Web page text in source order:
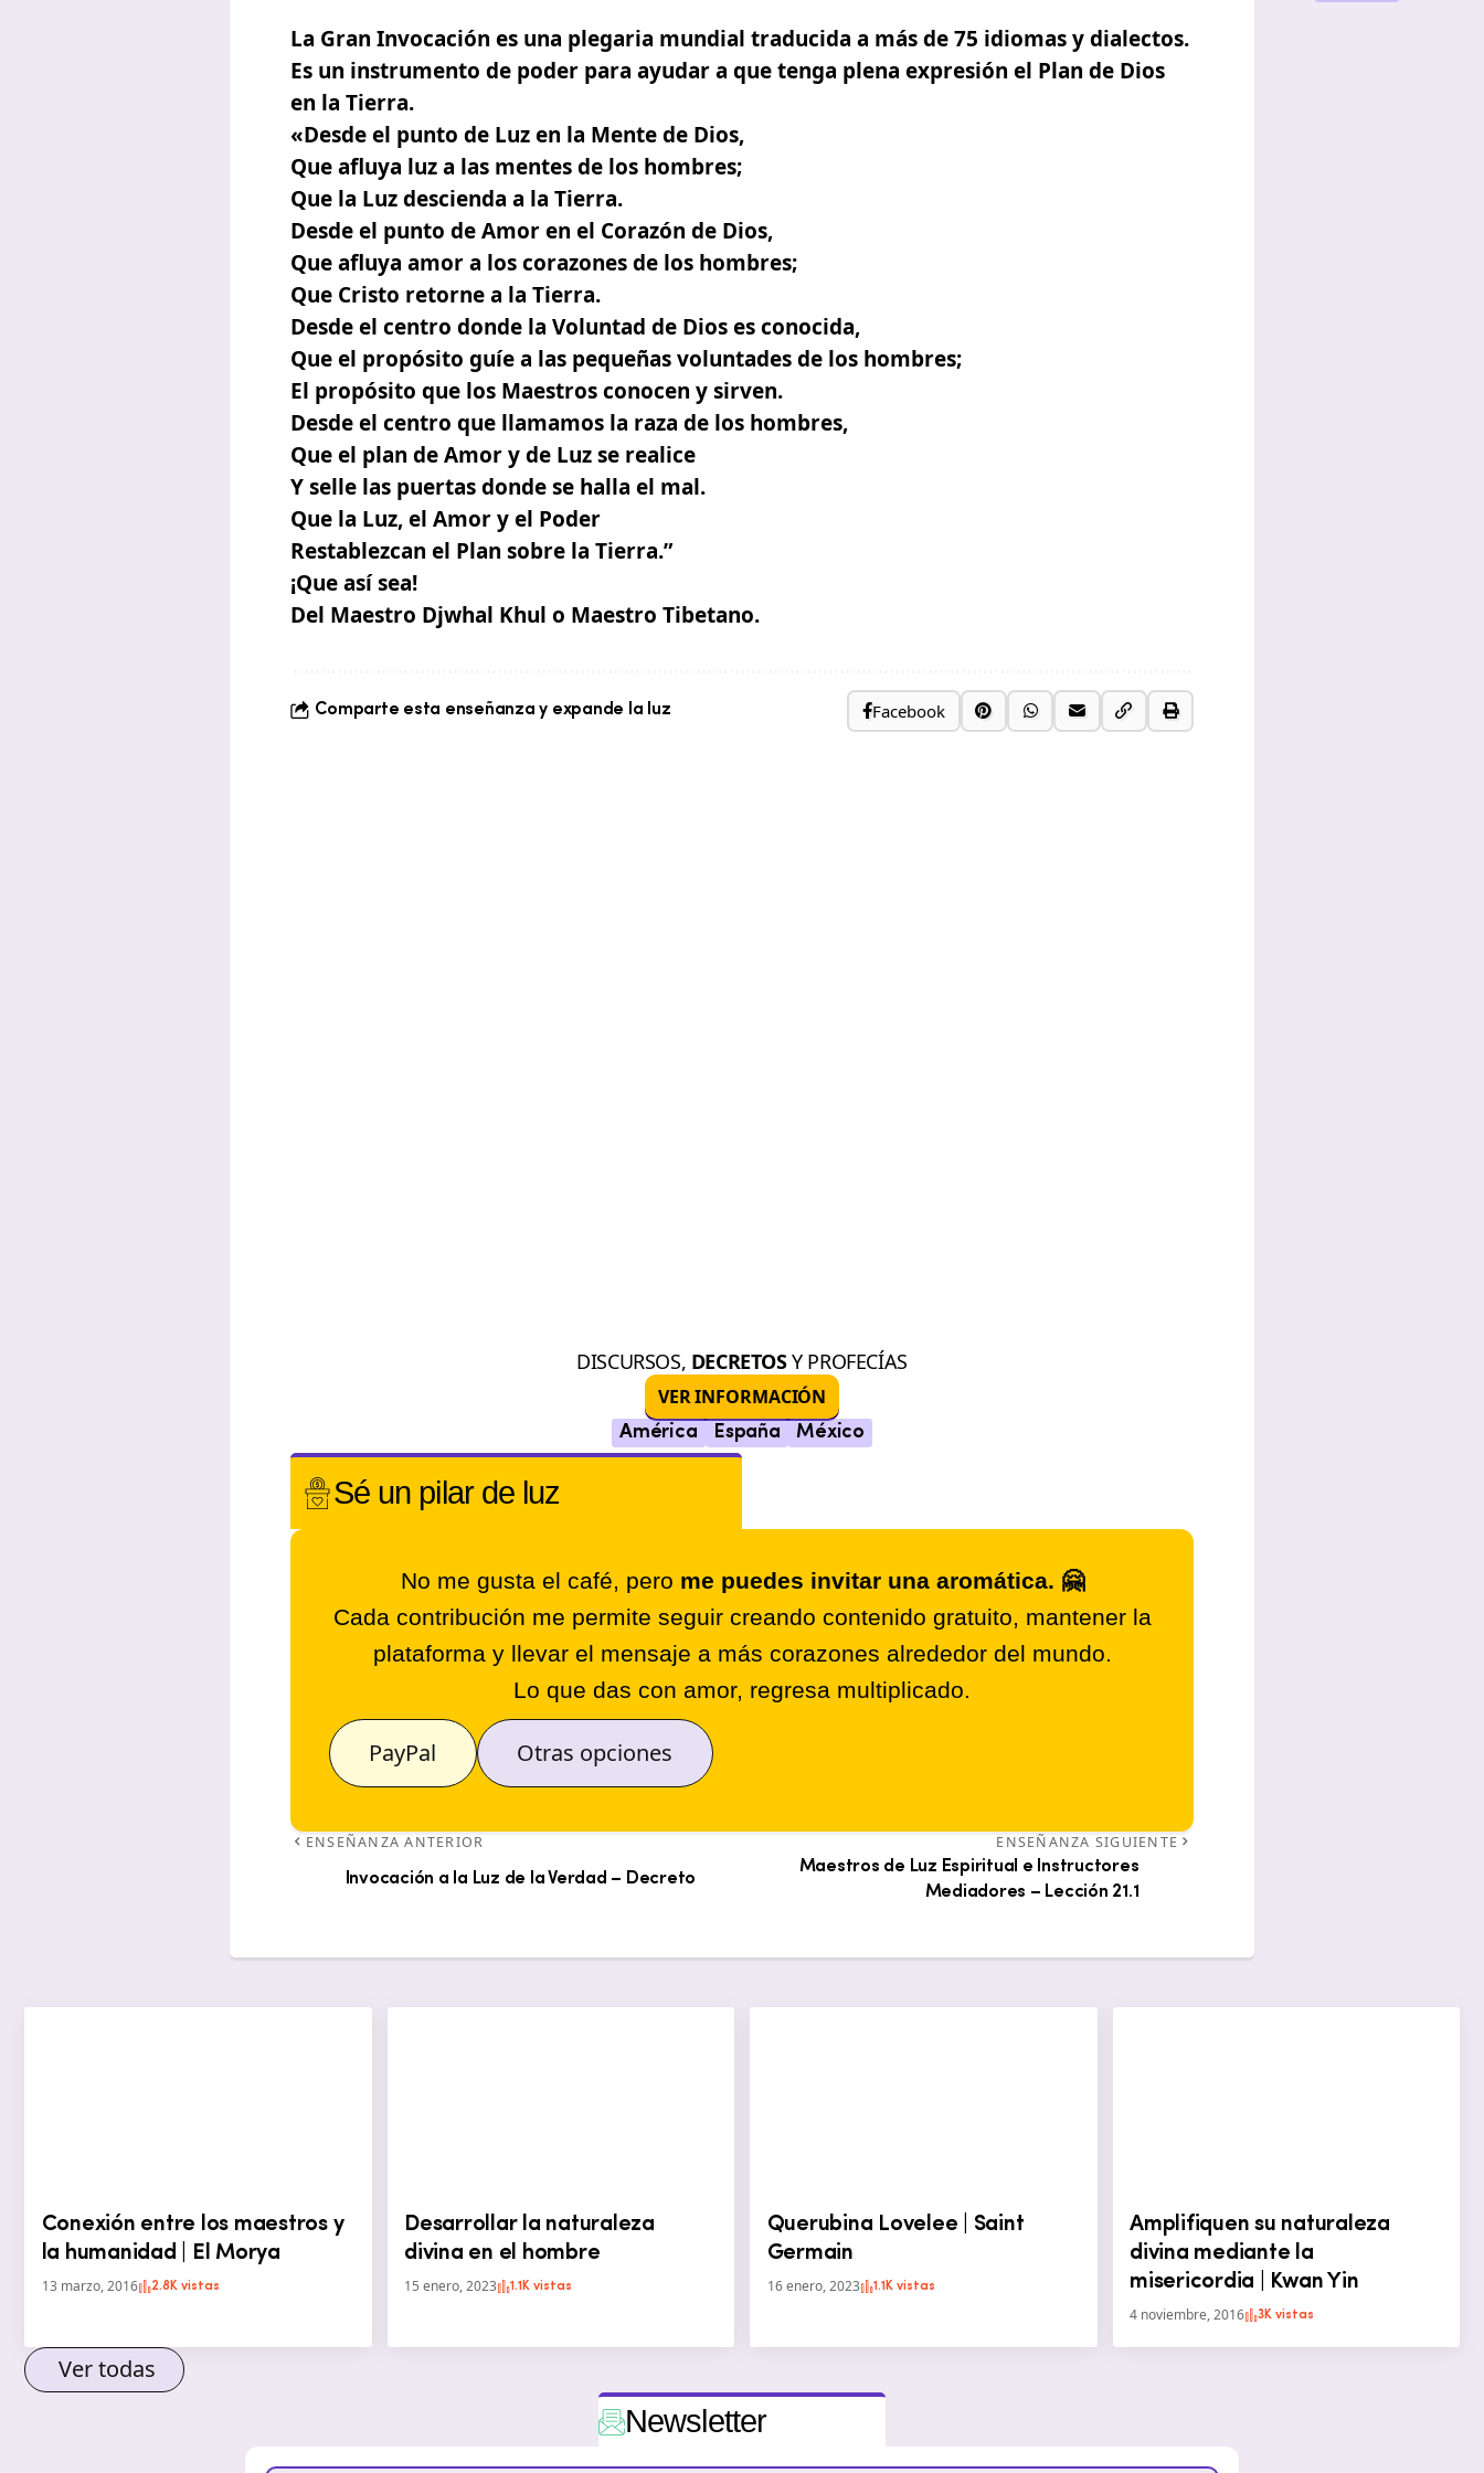
La Gran Invocación es una plegaria mundial traducida a más de 75 idiomas y dialectos.
Es un instrumento de poder para ayudar a que tenga plena expresión el Plan de Dios
en la Tierra.
«Desde el punto de Luz en la Mente de Dios,
Que afluya luz a las mentes de los hombres;
Que la Luz descienda a la Tierra.
Desde el punto de Amor en el Corazón de Dios,
Que afluya amor a los corazones de los hombres;
Que Cristo retorne a la Tierra.
Desde el centro donde la Voluntad de Dios es conocida,
Que el propósito guíe a las pequeñas voluntades de los hombres;
El propósito que los Maestros conocen y sirven.
Desde el centro que llamamos la raza de los hombres,
Que el plan de Amor y de Luz se realice
Y selle las puertas donde se halla el mal.
Que la Luz, el Amor y el Poder
Restablezcan el Plan sobre la Tierra.”
¡Que así sea!
Del Maestro Djwhal Khul o Maestro Tibetano.
Comparte esta enseñanza y expande la luz Facebook
DISCURSOS, DECRETOSY PROFECÍAS
VER INFORMACIÓN
América España México
Sé un pilar de luz
No me gusta el café, pero me puedes invitar una aromática. 🤗
Cada contribución me permite seguir creando contenido gratuito, mantener la
plataforma y llevar el mensaje a más corazones alrededor del mundo.
Lo que das con amor, regresa multiplicado.
PayPal Otras opciones
ENSEÑANZA ANTERIOR
Invocación a la Luz de la Verdad – Decreto
ENSEÑANZA SIGUIENTE
Maestros de Luz Espiritual e Instructores
Mediadores – Lección 21.1
Conexión entre los maestros y
la humanidad | El Morya
13 marzo, 2016 2.8K vistas
Desarrollar la naturaleza
divina en el hombre
15 enero, 2023 1.1K vistas
Querubina Lovelee | Saint
Germain
16 enero, 2023 1.1K vistas
Amplifiquen su naturaleza
divina mediante la
misericordia | Kwan Yin
4 noviembre, 2016 3K vistas
Ver todas
News letter